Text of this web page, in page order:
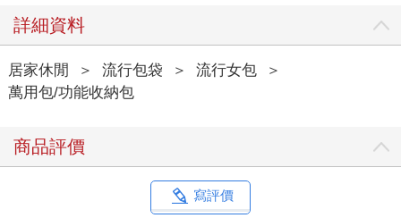
詳細資料
居家休閒 ＞ 流行包袋 ＞ 流行女包
＞
萬用包/功能收納包
商品評價
寫評價